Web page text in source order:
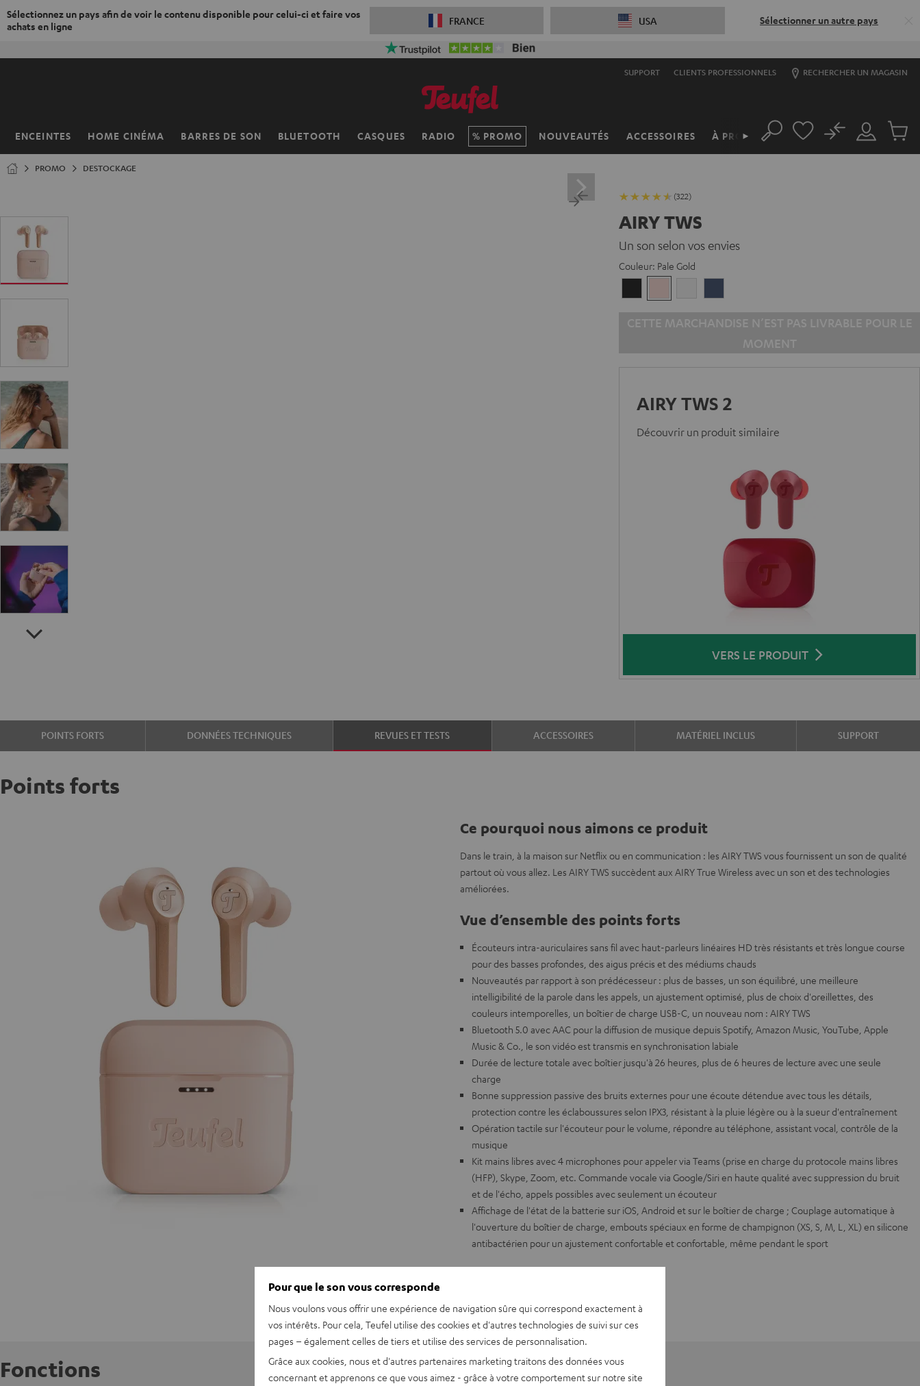
Sélectionnez un pays afin de voir le contenu disponible pour celui-ci et faire vos
achats en ligne
FRANCE USA Sélectionner un autre pays
SUPPORT CLIENTS PROFESSIONNELS RECHERCHER UN MAGASIN
ENCEINTES HOME CINÉMA BARRES DE SON BLUETOOTH CASQUES RADIO PROMO NOUVEAUTÉS ACCESSOIRES À PROPOS
►
Page
Rechercher
Mon
compte
No
PROMO DESTOCKAGE
(322)
AIRY TWS
Un son selon vos envies
Couleur: Pale Gold
Black Gold
White
AIRY TWS 2
Découvrir un produit similaire
VERS LE PRODUIT
POINTS FORTS DONNÉES TECHNIQUES REVUES ET TESTS ACCESSOIRES MATÉRIEL INCLUS SUPPORT
Points forts
Ce pourquoi nous aimons ce produit
Dans le train, à la maison sur Netflix ou en communication : les AIRY TWS vous fournissent un son de qualité
partout où vous allez. Les AIRY TWS succèdent aux AIRY True Wireless avec un son et des technologies
améliorées.
Vue d’ensemble des points forts
Écouteurs intra-auriculaires sans fil avec haut-parleurs linéaires HD très résistants et très longue course
pour des basses profondes, des aigus précis et des médiums chauds
Nouveautés par rapport à son prédécesseur : plus de basses, un son équilibré, une meilleure
intelligibilité de la parole dans les appels, un ajustement optimisé, plus de choix d'oreillettes, des
couleurs intemporelles, un boîtier de charge USB-C, un nouveau nom : AIRY TWS
Bluetooth 5.0 avec AAC pour la diffusion de musique depuis Spotify, Amazon Music, YouTube, Apple
Music & Co., le son vidéo est transmis en synchronisation labiale
Durée de lecture totale avec boîtier jusqu'à 26 heures, plus de 6 heures de lecture avec une seule
charge
Bonne suppression passive des bruits externes pour une écoute détendue avec tous les détails,
protection contre les éclaboussures selon IPX3, résistant à la pluie légère ou à la sueur d'entraînement
Opération tactile sur l'écouteur pour le volume, répondre au téléphone, assistant vocal, contrôle de la
musique
Kit mains libres avec 4 microphones pour appeler via Teams (prise en charge du protocole mains libres
(HFP), Skype, Zoom, etc. Commande vocale via Google/Siri en haute qualité avec suppression du bruit
et de l'écho, appels possibles avec seulement un écouteur
Affichage de l'état de la batterie sur iOS, Android et sur le boîtier de charge ; Couplage automatique à
l'ouverture du boîtier de charge, embouts spéciaux en forme de champignon (XS, S, M, L, XL) en silicone
antibactérien pour un ajustement confortable et confortable, même pendant le sport
Fonctions
Pour que le son vous corresponde
Nous voulons vous offrir une expérience de navigation sûre qui correspond exactement à
vos intérêts. Pour cela, Teufel utilise des cookies et d'autres technologies de suivi sur ces
pages – également celles de tiers et utilise des services de personnalisation.
Grâce aux cookies, nous et d'autres partenaires marketing traitons des données vous
concernant et apprenons ce que vous aimez - grâce à votre comportement sur notre site